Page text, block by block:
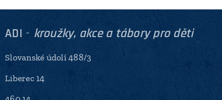
ADI - kroužky, akce a tábory pro děti
Slovanské údolí 488/3
Liberec 14